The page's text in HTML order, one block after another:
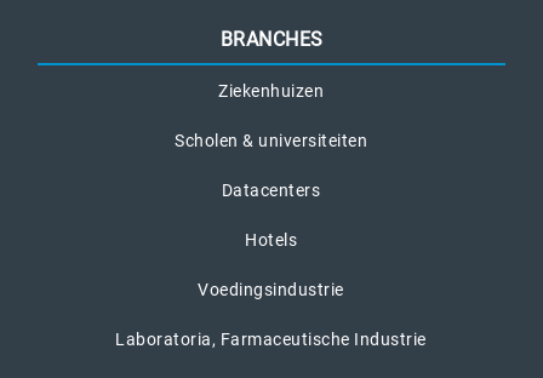
BRANCHES
Ziekenhuizen
Scholen & universiteiten
Datacenters
Hotels
Voedingsindustrie
Laboratoria, Farmaceutische Industrie